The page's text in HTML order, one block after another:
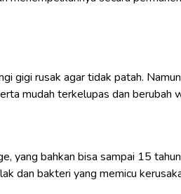
gigi rusak agar tidak patah.
mudah terkelupas dan berubah
yang bahkan bisa sampai 15
dan bakteri yang memicu